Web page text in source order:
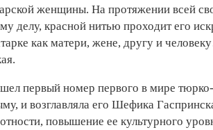
женщины. На протяжении всей
делу, красной нитью проходит его
как матери, жене, другу и
первый номер первого в мире
и возглавляла его Шефика
повышение ее культурного